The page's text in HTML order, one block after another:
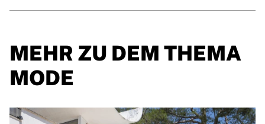
MEHR ZU DEM THEMA
MODE